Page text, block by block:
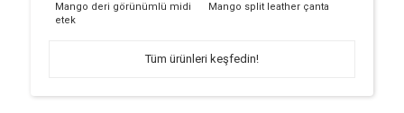
Mango deri görünümlü midi
etek
Mango split leather çanta
Tüm ürünleri keşfedin!